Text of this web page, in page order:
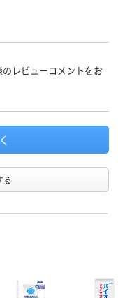
レビューコメントをお
る